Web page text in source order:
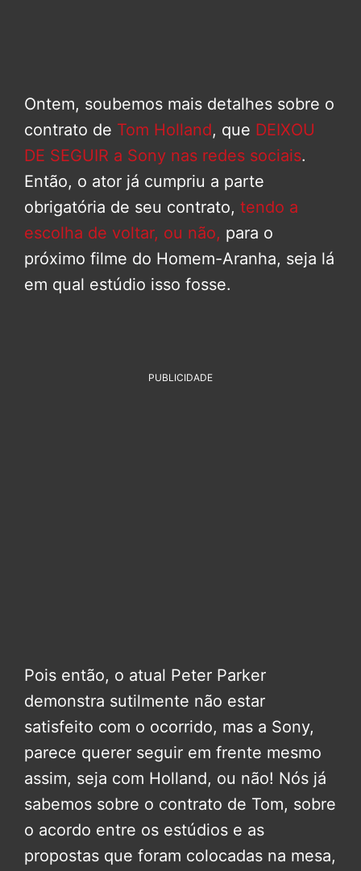
Ontem, soubemos mais detalhes sobre o
contrato de Tom Holland, que DEIXOU
DE SEGUIR a Sony nas redes sociais.
Então, o ator já cumpriu a parte
obrigatória de seu contrato, tendo a
escolha de voltar, ou não, para o
próximo filme do Homem-Aranha, seja lá
em qual estúdio isso fosse.
PUBLICIDADE
Pois então, o atual Peter Parker
demonstra sutilmente não estar
satisfeito com o ocorrido, mas a Sony,
parece querer seguir em frente mesmo
assim, seja com Holland, ou não! Nós já
sabemos sobre o contrato de Tom, sobre
o acordo entre os estúdios e as
propostas que foram colocadas na mesa,